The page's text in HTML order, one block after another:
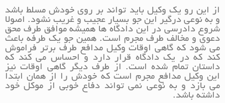
از این رو یک وکیل باید تواند بر روی خودش مسلط باشد
و به نوعی درگیر این جو بسیار عجیب و غریب نشود. اصولا
شروع دادرسی در این دادگاه ها همیشه موافق طرف محق
دعوی و مخالف طرف مجرم است. همین جو یک طرفه باعث
می شود که گاهی اوقات وکیل مدافع طرف برتر فراموش
کند که در یک دادگاه قرار دارد و احساس می کند که
داستان تمام شده است. از طرف دیگر گاهی اوقات نیز
این وکیل مدافع مجرم است که خودش را از همان ابتدا
می بازد و به نوعی نمی تواند دفاع خوبی از موکل خود
داشته باشد.